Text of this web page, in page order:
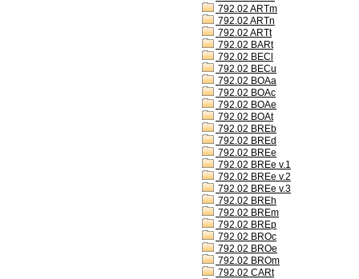
792.02 ARTm
792.02 ARTn
792.02 ARTt
792.02 BARt
792.02 BECl
792.02 BECu
792.02 BOAa
792.02 BOAc
792.02 BOAe
792.02 BOAt
792.02 BREb
792.02 BREd
792.02 BREe
792.02 BREe v.1
792.02 BREe v.2
792.02 BREe v.3
792.02 BREh
792.02 BREm
792.02 BREp
792.02 BROc
792.02 BROe
792.02 BROm
792.02 CARt